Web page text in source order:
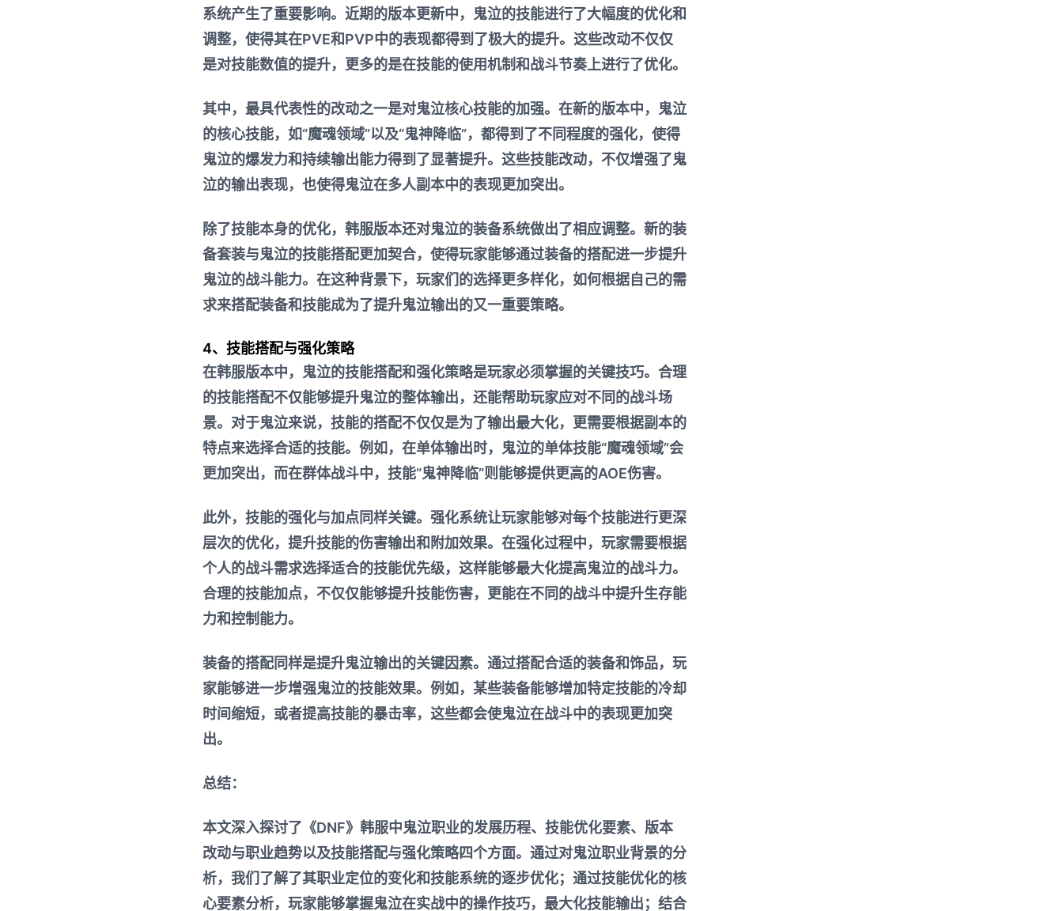
系统产生了重要影响。近期的版本更新中，鬼泣的技能进行了大幅度的优化和
调整，使得其在PVE和PVP中的表现都得到了极大的提升。这些改动不仅仅
是对技能数值的提升，更多的是在技能的使用机制和战斗节奏上进行了优化。
其中，最具代表性的改动之一是对鬼泣核心技能的加强。在新的版本中，鬼泣
的核心技能，如“魔魂领域”以及“鬼神降临”，都得到了不同程度的强化，使得
鬼泣的爆发力和持续输出能力得到了显著提升。这些技能改动，不仅增强了鬼
泣的输出表现，也使得鬼泣在多人副本中的表现更加突出。
除了技能本身的优化，韩服版本还对鬼泣的装备系统做出了相应调整。新的装
备套装与鬼泣的技能搭配更加契合，使得玩家能够通过装备的搭配进一步提升
鬼泣的战斗能力。在这种背景下，玩家们的选择更多样化，如何根据自己的需
求来搭配装备和技能成为了提升鬼泣输出的又一重要策略。
4、技能搭配与强化策略
在韩服版本中，鬼泣的技能搭配和强化策略是玩家必须掌握的关键技巧。合理
的技能搭配不仅能够提升鬼泣的整体输出，还能帮助玩家应对不同的战斗场
景。对于鬼泣来说，技能的搭配不仅仅是为了输出最大化，更需要根据副本的
特点来选择合适的技能。例如，在单体输出时，鬼泣的单体技能“魔魂领域”会
更加突出，而在群体战斗中，技能“鬼神降临”则能够提供更高的AOE伤害。
此外，技能的强化与加点同样关键。强化系统让玩家能够对每个技能进行更深
层次的优化，提升技能的伤害输出和附加效果。在强化过程中，玩家需要根据
个人的战斗需求选择适合的技能优先级，这样能够最大化提高鬼泣的战斗力。
合理的技能加点，不仅仅能够提升技能伤害，更能在不同的战斗中提升生存能
力和控制能力。
装备的搭配同样是提升鬼泣输出的关键因素。通过搭配合适的装备和饰品，玩
家能够进一步增强鬼泣的技能效果。例如，某些装备能够增加特定技能的冷却
时间缩短，或者提高技能的暴击率，这些都会使鬼泣在战斗中的表现更加突
出。
总结：
本文深入探讨了《DNF》韩服中鬼泣职业的发展历程、技能优化要素、版本
改动与职业趋势以及技能搭配与强化策略四个方面。通过对鬼泣职业背景的分
析，我们了解了其职业定位的变化和技能系统的逐步优化；通过技能优化的核
心要素分析，玩家能够掌握鬼泣在实战中的操作技巧，最大化技能输出；结合